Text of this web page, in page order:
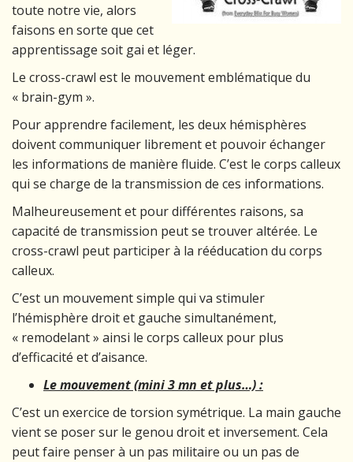
toute notre vie, alors
faisons en sorte que cet
apprentissage soit gai et léger.
Le cross-crawl est le mouvement emblématique du
« brain-gym ».
Pour apprendre facilement, les deux hémisphères
doivent communiquer librement et pouvoir échanger
les informations de manière fluide. C’est le corps calleux
qui se charge de la transmission de ces informations.
Malheureusement et pour différentes raisons, sa
capacité de transmission peut se trouver altérée. Le
cross-crawl peut participer à la rééducation du corps
calleux.
C’est un mouvement simple qui va stimuler
l’hémisphère droit et gauche simultanément,
« remodelant » ainsi le corps calleux pour plus
d’efficacité et d’aisance.
Le mouvement (mini 3 mn et plus…) :
C’est un exercice de torsion symétrique. La main gauche
vient se poser sur le genou droit et inversement. Cela
peut faire penser à un pas militaire ou un pas de